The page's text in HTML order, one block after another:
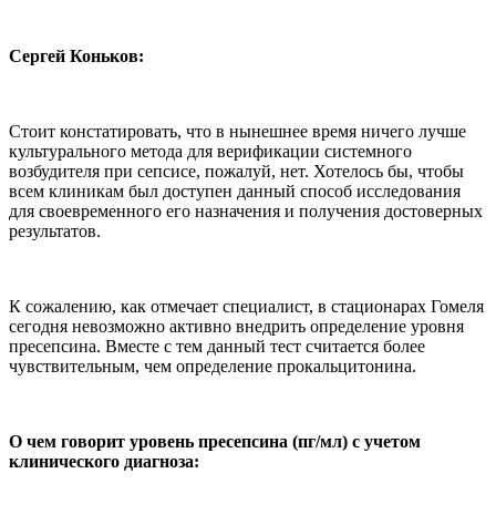
Сергей Коньков:
Стоит констатировать, что в нынешнее время ничего лучше
культурального метода для верификации системного
возбудителя при сепсисе, пожалуй, нет. Хотелось бы, чтобы
всем клиникам был доступен данный способ исследования
для своевременного его назначения и получения достоверных
результатов.
К сожалению, как отмечает специалист, в стационарах Гомеля
сегодня невозможно активно внедрить определение уровня
пресепсина. Вместе с тем данный тест считается более
чувствительным, чем определение прокальцитонина.
О чем говорит уровень пресепсина (пг/мл) с учетом
клинического диагноза: